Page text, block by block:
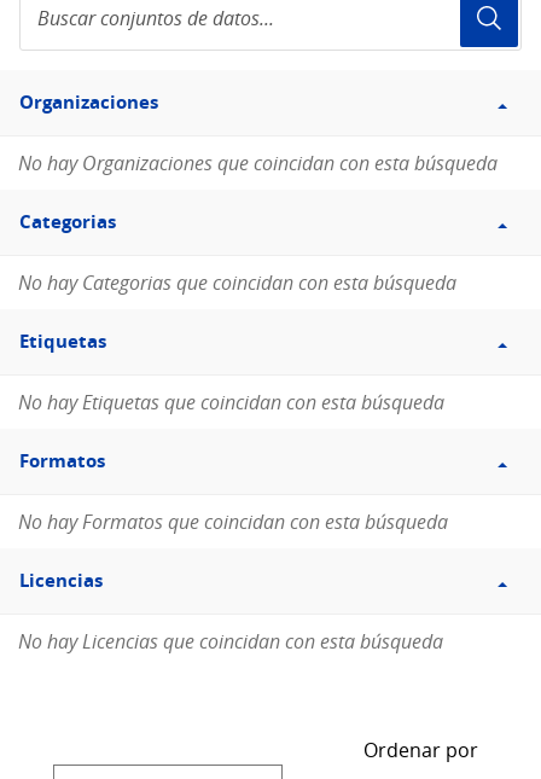
conjuntos
de
Filtro
Organizaciones
Organizaciones
No hay Organizaciones que coincidan con esta búsqueda
Filtro
Categorias
Categorias
No hay Categorias que coincidan con esta búsqueda
Filtro
Etiquetas
Etiquetas
No hay Etiquetas que coincidan con esta búsqueda
Filtro
Formatos
Formatos
No hay Formatos que coincidan con esta búsqueda
Filtro
Licencias
Licencias
No hay Licencias que coincidan con esta búsqueda
Ordenar por